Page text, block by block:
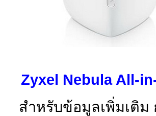
Zyxel Nebula All-
สำหรับข้อมูลเพิ่มเติ